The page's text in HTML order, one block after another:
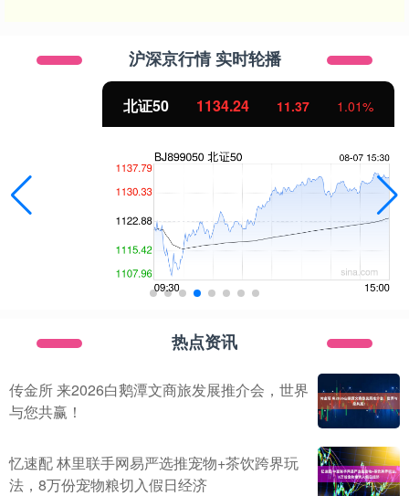
沪深京行情 实时轮播
北证50 1134.24 11.37 1.01%
热点资讯
传金所 来2026白鹅潭文商旅发展推介会，世界
与您共赢！
忆速配 林里联手网易严选推宠物+茶饮跨界玩
法，8万份宠物粮切入假日经济